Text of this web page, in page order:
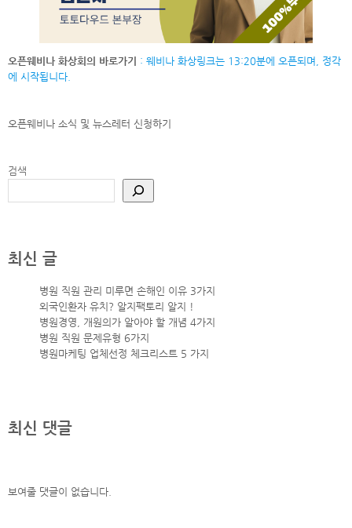
오픈웨비나 화상회의 바로가기 : 웨비나 화상링크는 13:20분에 오픈되며, 정각
에 시작됩니다.
오픈웨비나 소식 및 뉴스레터 신청하기
검색
최신 글
병원 직원 관리 미루면 손해인 이유 3가지
외국인환자 유치? 알지팩토리 알지 !
병원경영, 개원의가 알아야 할 개념 4가지
병원 직원 문제유형 6가지
병원마케팅 업체선정 체크리스트 5 가지
최신 댓글
보여줄 댓글이 없습니다.